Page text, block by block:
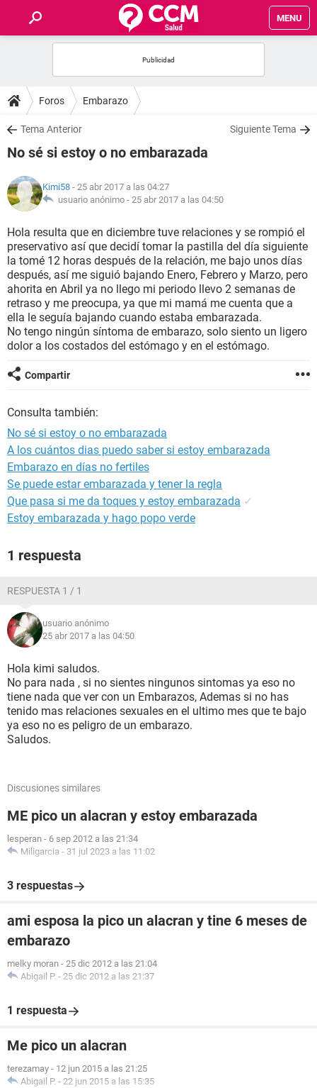
MENU
FOROS
SALUD
NUTRICIÓN
BIENESTAR
SEXUALIDAD
GLOSARIO
Foros Embarazo
Tema Anterior Siguiente Tema
No sé si estoy o no embarazada
Kimi58 - 25 abr 2017 a las 04:27
usuario anónimo - 25 abr 2017 a las 04:50
Hola resulta que en diciembre tuve relaciones y se rompió el
preservativo así que decidí tomar la pastilla del día siguiente
la tomé 12 horas después de la relación, me bajo unos días
después, así me siguió bajando Enero, Febrero y Marzo, pero
ahorita en Abril ya no llego mi periodo llevo 2 semanas de
retraso y me preocupa, ya que mi mamá me cuenta que a
ella le seguía bajando cuando estaba embarazada.
No tengo ningún síntoma de embarazo, solo siento un ligero
dolor a los costados del estómago y en el estómago.
Compartir
Consulta también:
No sé si estoy o no embarazada
A los cuántos dias puedo saber si estoy embarazada
Embarazo en días no fertiles
Se puede estar embarazada y tener la regla
Que pasa si me da toques y estoy embarazada ✓
Estoy embarazada y hago popo verde
1 respuesta
RESPUESTA 1 / 1
usuario anónimo
25 abr 2017 a las 04:50
Hola kimi saludos.
No para nada , si no sientes ningunos sintomas ya eso no
tiene nada que ver con un Embarazos, Ademas si no has
tenido mas relaciones sexuales en el ultimo mes que te bajo
ya eso no es peligro de un embarazo.
Saludos.
Discusiones similares
ME pico un alacran y estoy embarazada
lesperan - 6 sep 2012 a las 21:34
Miligarcia - 31 jul 2023 a las 11:02
3 respuestas
ami esposa la pico un alacran y tine 6 meses de
embarazo
melky moran - 25 dic 2012 a las 21:04
Abigail P. - 25 dic 2012 a las 21:37
1 respuesta
Me pico un alacran
terezamay - 12 jun 2015 a las 21:25
Abigail P. - 22 jun 2015 a las 15:35